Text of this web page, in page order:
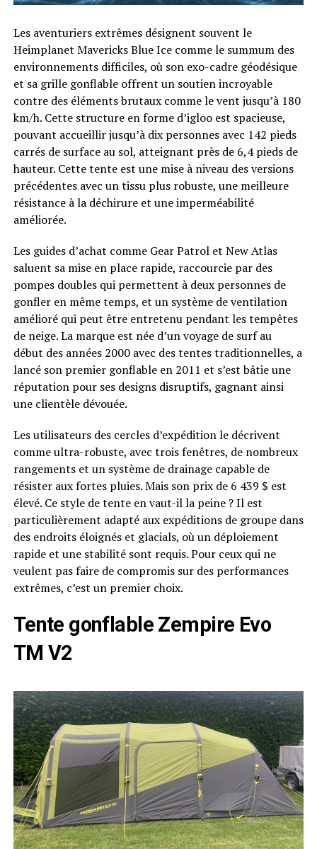
Les aventuriers extrêmes désignent souvent le
Heimplanet Mavericks Blue Ice comme le summum des
environnements difficiles, où son exo-cadre géodésique
et sa grille gonflable offrent un soutien incroyable
contre des éléments brutaux comme le vent jusqu’à 180
km/h. Cette structure en forme d’igloo est spacieuse,
pouvant accueillir jusqu’à dix personnes avec 142 pieds
carrés de surface au sol, atteignant près de 6,4 pieds de
hauteur. Cette tente est une mise à niveau des versions
précédentes avec un tissu plus robuste, une meilleure
résistance à la déchirure et une imperméabilité
améliorée.
Les guides d’achat comme Gear Patrol et New Atlas
saluent sa mise en place rapide, raccourcie par des
pompes doubles qui permettent à deux personnes de
gonfler en même temps, et un système de ventilation
amélioré qui peut être entretenu pendant les tempêtes
de neige. La marque est née d’un voyage de surf au
début des années 2000 avec des tentes traditionnelles, a
lancé son premier gonflable en 2011 et s’est bâtie une
réputation pour ses designs disruptifs, gagnant ainsi
une clientèle dévouée.
Les utilisateurs des cercles d’expédition le décrivent
comme ultra-robuste, avec trois fenêtres, de nombreux
rangements et un système de drainage capable de
résister aux fortes pluies. Mais son prix de 6 439 $ est
élevé. Ce style de tente en vaut-il la peine ? Il est
particulièrement adapté aux expéditions de groupe dans
des endroits éloignés et glacials, où un déploiement
rapide et une stabilité sont requis. Pour ceux qui ne
veulent pas faire de compromis sur des performances
extrêmes, c’est un premier choix.
Tente gonflable Zempire Evo
TM V2